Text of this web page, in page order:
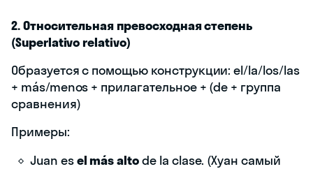
2. Относительная превосходная степень
(Superlativo relativo)
Образуется с помощью конструкции: el/la/los/las
+ más/menos + прилагательное + (de + группа
сравнения)
Примеры:
Juan esel más altode la clase. (Хуан самый